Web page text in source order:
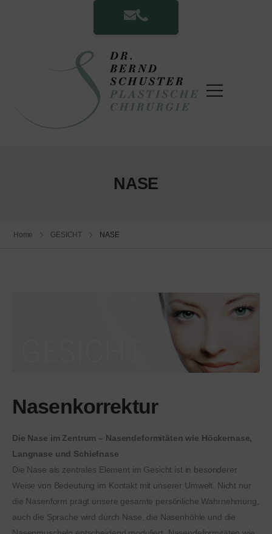
NASE
Home GESICHT NASE
Nasenkorrektur
Die Nase im Zentrum – Nasendeformitäten wie Höckernase,
Langnase und Schiefnase
Die Nase als zentrales Element im Gesicht ist in besonderer
Weise von Bedeutung im Kontakt mit unserer Umwelt. Nicht nur
die Nasenform prägt unsere gesamte persönliche Wahrnehmung,
auch die Sprache wird durch Nase, die Nasenhöhle und die